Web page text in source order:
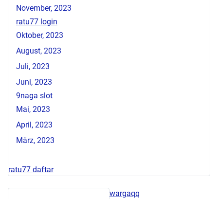
November, 2023
ratu77 login
Oktober, 2023
August, 2023
Juli, 2023
Juni, 2023
9naga slot
Mai, 2023
April, 2023
März, 2023
ratu77 daftar
wargaqq